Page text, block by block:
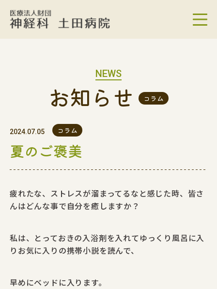
NEWS
お知らせ コラム
2024.07.05 コラム
夏のご褒美
疲れたな、ストレスが溜まってるなと感じた時、皆さ
んはどんな事で自分を癒しますか？
私は、とっておきの入浴剤を入れてゆっくり風呂に入
りお気に入りの携帯小説を読んで、
早めにベッドに入ります。